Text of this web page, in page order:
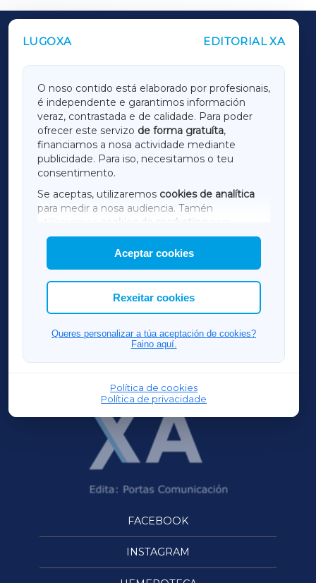
LUGOXA EDITORIAL XA
O noso contido está elaborado por profesionais,
é independente e garantimos información
veraz, contrastada e de calidade. Para poder
ofrecer este servizo de forma gratuíta,
financiamos a nosa actividade mediante
publicidade. Para iso, necesitamos o teu
consentimento.
Se aceptas, utilizaremos cookies de analítica
para medir a nosa audiencia. Tamén
utilizaremos
cookies de marketing
mostrar publicidade de terceiros.
Así mesmo, podes personalizar a elección das
cookies que desexas permitir.
Aceptar cookies
Rexeitar cookies
Queres personalizar a túa aceptación de cookies?
Faino aquí.
Política de cookies
Política de privacidade
OUTROS PERIÓDICOS
LUGOXA
TERRACHAXA
AMARIÑAXA
RIBEIRASACRAXA
ACORUÑAXA
FERROLXA
OURENSEXA
FACEBOOK
INSTAGRAM